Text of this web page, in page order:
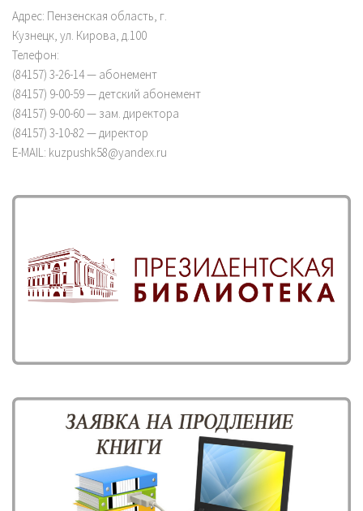
Адрес: Пензенская область, г.
Кузнецк, ул. Кирова, д.100
Телефон:
(84157) 3-26-14 — абонемент
(84157) 9-00-59 — детский абонемент
(84157) 9-00-60 — зам. директора
(84157) 3-10-82 — директор
E-MAIL: kuzpushk58@yandex.ru